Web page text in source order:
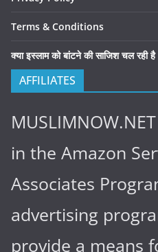
Terms & Conditions
क्या इस्लाम को बांटने की साजिश चल रही है
AFFILIATES
in the Amazon
Associates
advertising
provide a means